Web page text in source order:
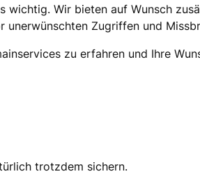
wichtig. Wir bieten auf Wunsch
unerwünschten Zugriffen und
zu erfahren und Ihre
trotzdem sichern.